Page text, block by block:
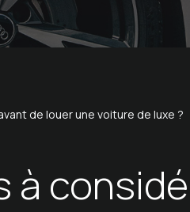
de louer une voiture de luxe ?